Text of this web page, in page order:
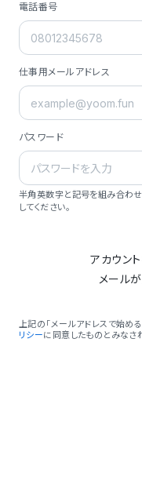
電話番号
仕事用メールアドレス
パスワード
半角英数字と記号を組み合わ
してください。
アカウン
メール
上記の「メールアドレスで始める
リシーに同意したものとみなさ